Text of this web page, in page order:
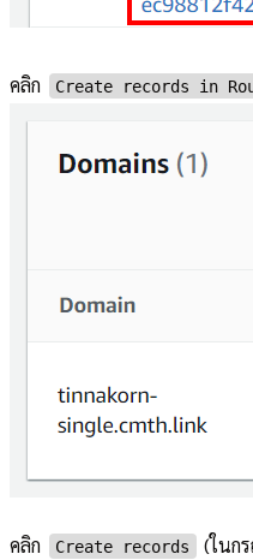
คลิก Create records in
คลิก Create records
(ในก